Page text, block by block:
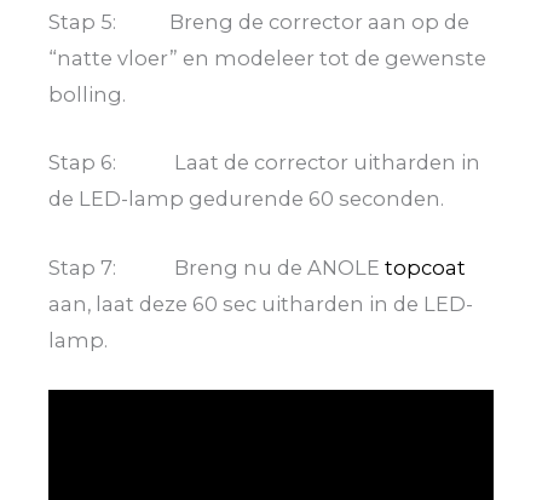
Stap 5: Breng de corrector aan op de
“natte vloer” en modeleer tot de gewenste
bolling.
Stap 6: Laat de corrector uitharden in
de LED-lamp gedurende 60 seconden.
Stap 7: Breng nu de ANOLE topcoat
aan, laat deze 60 sec uitharden in de LED-
lamp.